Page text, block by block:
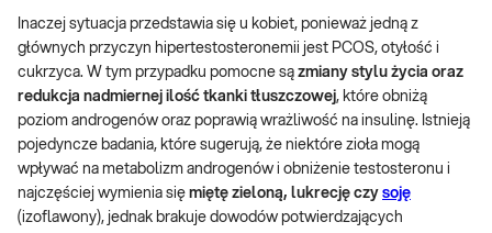
Inaczej sytuacja przedstawia się u kobiet, ponieważ jedną z
głównych przyczyn hipertestosteronemii jest PCOS, otyłość i
cukrzyca. W tym przypadku pomocne są zmiany stylu życia oraz
redukcja nadmiernej ilość tkanki tłuszczowej, które obniżą
poziom androgenów oraz poprawią wrażliwość na insulinę. Istnieją
pojedyncze badania, które sugerują, że niektóre zioła mogą
wpływać na metabolizm androgenów i obniżenie testosteronu i
najczęściej wymienia się miętę zieloną, lukrecję czy soję
(izoflawony), jednak brakuje dowodów potwierdzających